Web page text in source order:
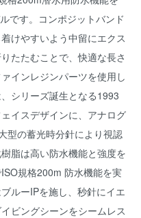
です。コンポジットバンド
けやすいよう中留にエクス
たたむことで、快適な長さ
インレジンパーツを使用し
シリーズ誕生となる1993
イスデザインに、アナログ
型の蓄光時分針により視認
脂は高い防水機能と強度を
規格200m 防水機能を実
ルーIPを施し、秒針にイエ
ビングシーンをシームレス